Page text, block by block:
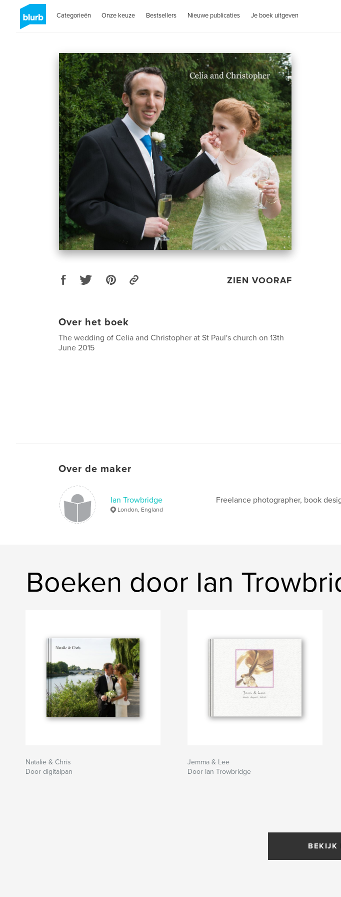
Categorieën Onze keuze Bestsellers Nieuwe publicaties Je boek uitgeven
ZIEN VOORAF
Over het boek
The wedding of Celia and Christopher at St Paul's church on 13th
June 2015
Over de maker
Ian Trowbridge
London, England
Freelance photographer, book
Boeken door Ian
Natalie & Chris
Door digitalpan
Jemma & Lee
Door Ian Trowbridge
BEKIJK